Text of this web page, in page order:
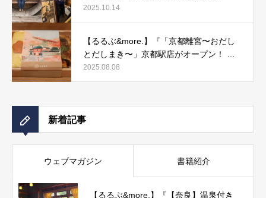
2025.10.14
【るるぶ&more.】『「京都離宮〜おだし
とだしまき〜」京都駅店がオープン！ だ
しまき弁当やおみやげにもぴったりな人気
メニューをご紹介』記事公開中
2025.08.08
新着記事
ウェブマガジン 書籍紹介
【るるぶ&more.】『【奈良】温泉付き